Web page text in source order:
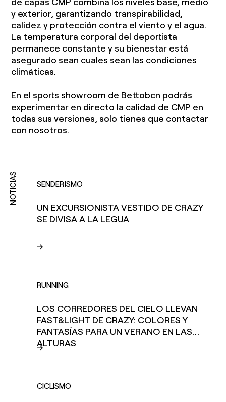
y exterior, garantizando transpirabilidad,
calidez y protección contra el viento y el agua.
La temperatura corporal del deportista
permanece constante y su bienestar está
asegurado sean cuales sean las condiciones
climáticas.
En el sports showroom de Bettobcn podrás
experimentar en directo la calidad de CMP en
todas sus versiones, solo tienes que contactar
con nosotros.
NOTICIAS SENDERISMO
UN EXCURSIONISTA VESTIDO DE CRAZY
SE DIVISA A LA LEGUA
→
RUNNING
LOS CORREDORES DEL CIELO LLEVAN
FAST&LIGHT DE CRAZY: COLORES Y
FANTASÍAS PARA UN VERANO EN LAS
ALTURAS
→
CICLISMO